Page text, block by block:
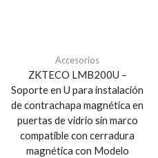
Accesorios
ZKTECO LMB200U –
Soporte en U para instalación
de contrachapa magnética en
puertas de vidrio sin marco
compatible con cerradura
magnética con Modelo